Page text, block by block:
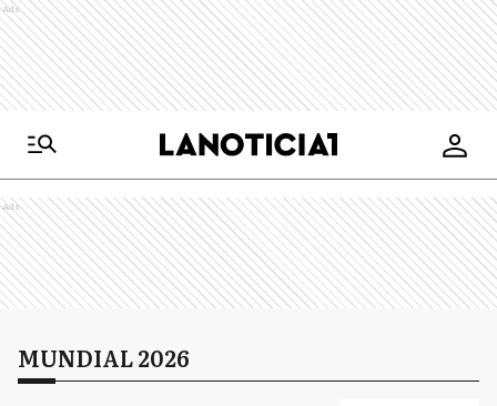
Ads
Ads
MUNDIAL 2026